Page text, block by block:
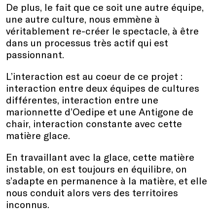
De plus, le fait que ce soit une autre équipe,
une autre culture, nous emmène à
véritablement re-créer le spectacle, à être
dans un processus très actif qui est
passionnant.
L’interaction est au coeur de ce projet :
interaction entre deux équipes de cultures
différentes, interaction entre une
marionnette d’Oedipe et une Antigone de
chair, interaction constante avec cette
matière glace.
En travaillant avec la glace, cette matière
instable, on est toujours en équilibre, on
s’adapte en permanence à la matière, et elle
nous conduit alors vers des territoires
inconnus.